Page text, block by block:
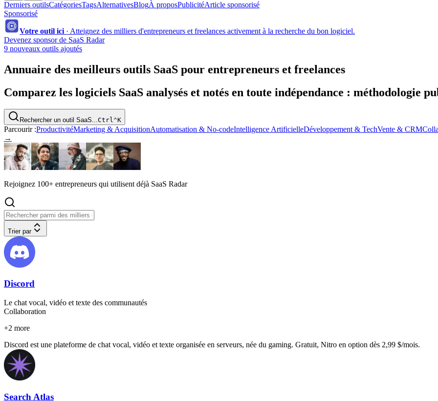
Derniers outilsCatégoriesTagsAlternativesBlogÀ proposPublicitéArticle sponsorisé
Sponsorisé
Votre outil ici · Atteignez des milliers d'entrepreneurs et freelances activement à la recherche du bon logiciel.
Devenez sponsor de SaaS Radar
9 nouveaux outils ajoutés
Annuaire des meilleurs outils SaaS pour entrepreneurs et freelances
Comparez les logiciels SaaS analysés et notés en toute indépendance : méthodologie
Rechercher un outil SaaS... Ctrl ⌃K
Parcourir :ProductivitéMarketing & AcquisitionAutomatisation & No-codeIntelligence ArtificielleDéveloppement & TechVente & CRM
→
Rejoignez 100+ entrepreneurs qui utilisent déjà SaaS Radar
Trier par
Discord
Le chat vocal, vidéo et texte des communautés
Collaboration
+2 more
Discord est une plateforme de chat vocal, vidéo et texte organisée en serveurs, née du gaming. Gratuit, Nitro en option dès 2,99 $/mois.
Search Atlas